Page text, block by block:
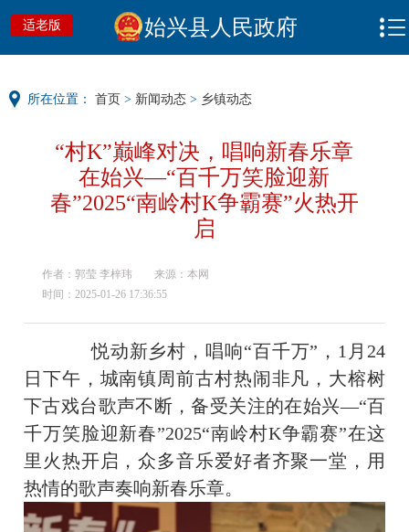
适老版 始兴县人民政府
所在位置： 首页 > 新闻动态 > 乡镇动态
“村K”巅峰对决，唱响新春乐章
在始兴—“百千万笑脸迎新
春”2025“南岭村K争霸赛”火热开
启
作者：郭莹 李梓玮
来源：本网
时间：2025-01-26 17:36:55
悦动新乡村，唱响“百千万”，1月24
日下午，城南镇周前古村热闹非凡，大榕树
下古戏台歌声不断，备受关注的在始兴—“百
千万笑脸迎新春”2025“南岭村K争霸赛”在这
里火热开启，众多音乐爱好者齐聚一堂，用
热情的歌声奏响新春乐章。